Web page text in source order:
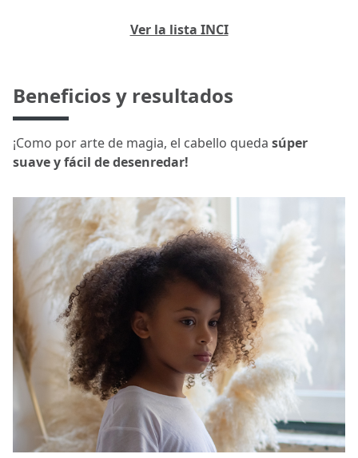
Ver la lista INCI
Beneficios y resultados
¡Como por arte de magia, el cabello queda súper
suave y fácil de desenredar!